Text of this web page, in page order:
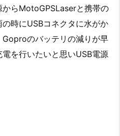
からMotoGPSLaserと携帯の
時にUSBコネクタに水がか
のバッテリの減りが早
を行いたいと思いUSB電源